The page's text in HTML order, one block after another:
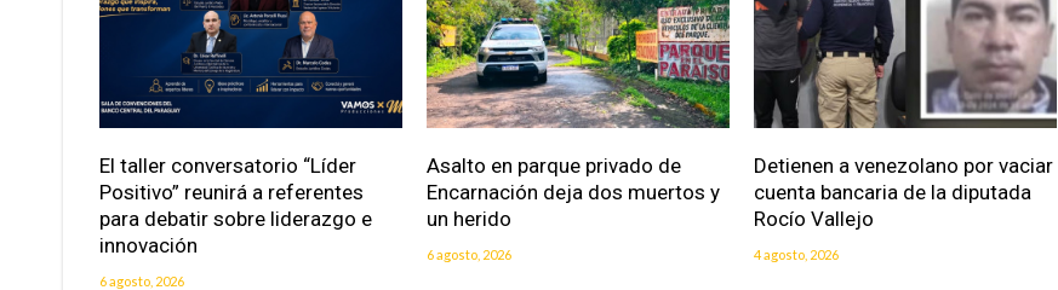
El taller conversatorio “Líder
Positivo” reunirá a referentes
para debatir sobre liderazgo e
innovación
6 agosto, 2026
Asalto en parque privado de
Encarnación deja dos muertos y
un herido
6 agosto, 2026
Detienen a venezolano por vaciar
cuenta bancaria de la diputada
Rocío Vallejo
4 agosto, 2026